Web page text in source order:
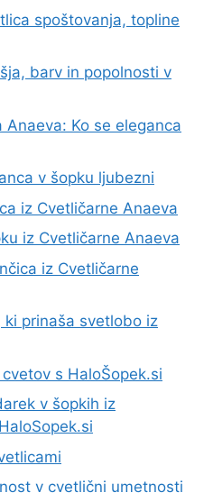
spoštovanja, topline
barv in popolnosti v
Ko se eleganca
v šopku ljubezni
iz Cvetličarne Anaeva
iz Cvetličarne Anaeva
iz Cvetličarne
ki prinaša svetlobo iz
s HaloŠopek.si
v šopkih iz
v cvetlični umetnosti